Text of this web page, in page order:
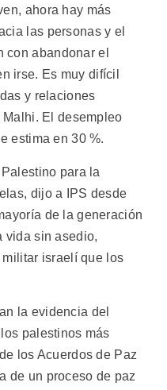
ahora hay más
las personas y el
con abandonar el
irse. Es muy difícil
y relaciones
El desempleo
estima en 30 %.
para la
dijo a IPS desde
de la generación
vida sin asedio,
israelí que los
la evidencia del
palestinos más
los Acuerdos de Paz
de un proceso de paz